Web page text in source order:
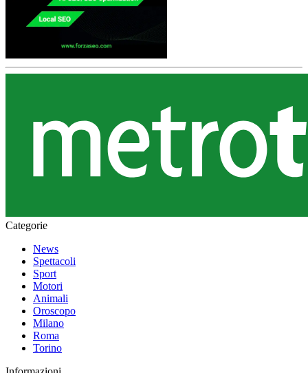
Categorie
News
Spettacoli
Sport
Motori
Animali
Oroscopo
Milano
Roma
Torino